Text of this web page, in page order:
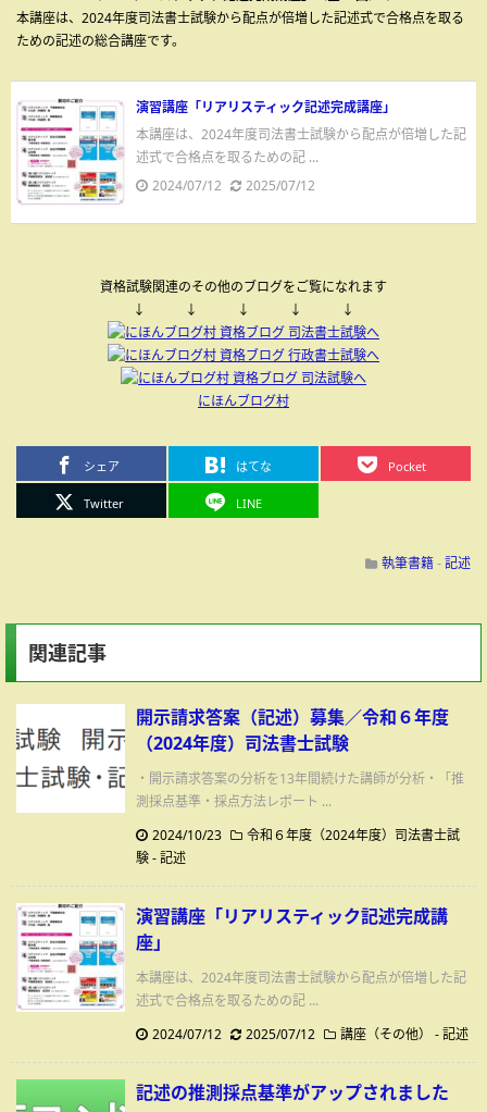
本講座は、2024年度司法書士試験から配点が倍増した記述式で合格点を取る
ための記述の総合講座です。
演習講座「リアリスティック記述完成講座」
本講座は、2024年度司法書士試験から配点が倍増した記
述式で合格点を取るための記 ...
2024/07/12
2025/07/12
資格試験関連のその他のブログをご覧になれます
↓ ↓ ↓ ↓ ↓
にほんブログ村
シェア はてな Pocket
Twitter LINE
執筆書籍-記述
関連記事
開示請求答案（記述）募集／令和６年度
（2024年度）司法書士試験
・開示請求答案の分析を13年間続けた講師が分析・「推
測採点基準・採点方法レポート ...
2024/10/23
令和６年度（2024年度）司法書士試
験-記述
演習講座「リアリスティック記述完成講
座」
本講座は、2024年度司法書士試験から配点が倍増した記
述式で合格点を取るための記 ...
2024/07/12
2025/07/12 講座（その他） -記述
記述の推測採点基準がアップされました